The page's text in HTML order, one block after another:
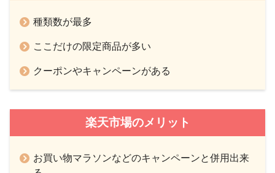
種類数が最多
ここだけの限定商品が多い
クーポンやキャンペーンがある
楽天市場のメリット
お買い物マラソンなどのキャンペーンと併用出来